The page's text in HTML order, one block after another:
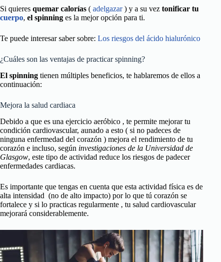
Si quieres quemar calorías ( adelgazar) y a su vez tonificar tu
cuerpo, el spinning es la mejor opción para ti.
Te puede interesar saber sobre: Los riesgos del ácido hialurónico
¿Cuáles son las ventajas de practicar spinning?
El spinning tienen múltiples beneficios, te hablaremos de ellos a
continuación:
Mejora la salud cardiaca
Debido a que es una ejercicio aeróbico , te permite mejorar tu
condición cardiovascular, aunado a esto ( si no padeces de
ninguna enfermedad del corazón ) mejora el rendimiento de tu
corazón e incluso, según investigaciones de la Universidad de
Glasgow, este tipo de actividad reduce los riesgos de padecer
enfermedades cardiacas.
Es importante que tengas en cuenta que esta actividad física es de
alta intensidad (no de alto impacto) por lo que tú corazón se
fortalece y si lo practicas regularmente , tu salud cardiovascular
mejorará considerablemente.